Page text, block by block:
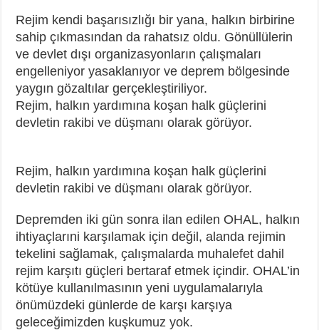
Rejim kendi başarısızlığı bir yana, halkın birbirine
sahip çıkmasından da rahatsız oldu. Gönüllülerin
ve devlet dışı organizasyonların çalışmaları
engelleniyor yasaklanıyor ve deprem bölgesinde
yaygın gözaltılar gerçekleştiriliyor.
Rejim, halkın yardımına koşan halk güçlerini
devletin rakibi ve düşmanı olarak görüyor.
Rejim, halkın yardımına koşan halk güçlerini
devletin rakibi ve düşmanı olarak görüyor.
Depremden iki gün sonra ilan edilen OHAL, halkın
ihtiyaçlarıni karşılamak için değil, alanda rejimin
tekelini sağlamak, çalışmalarda muhalefet dahil
rejim karşıtı güçleri bertaraf etmek içindir. OHAL’in
kötüye kullanılmasının yeni uygulamalarıyla
önümüzdeki günlerde de karşı karşıya
geleceğimizden kuşkumuz yok.